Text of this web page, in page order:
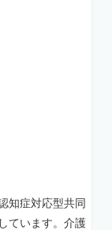
知症対応型共同
ています。介護